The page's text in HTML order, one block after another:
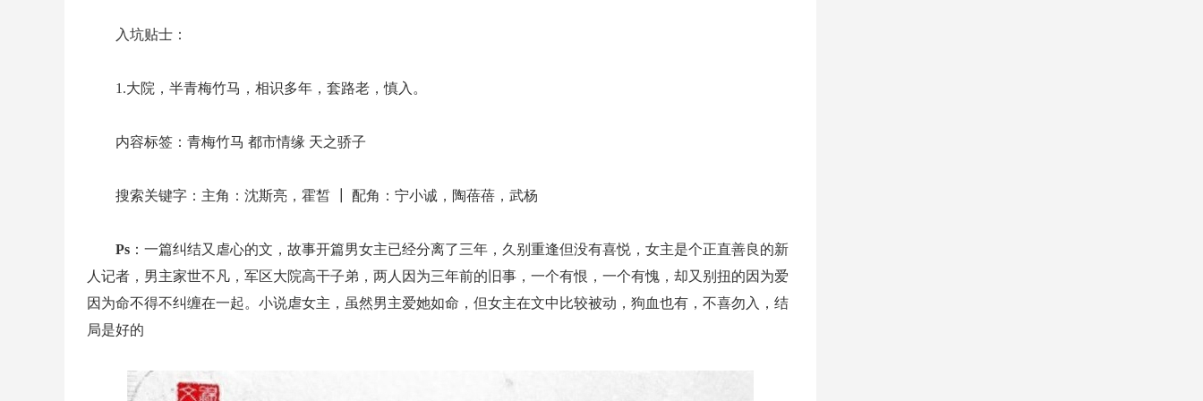
入坑贴士：
1.大院，半青梅竹马，相识多年，套路老，慎入。
内容标签：青梅竹马 都市情缘 天之骄子
搜索关键字：主角：沈斯亮，霍皙 ┃ 配角：宁小诚，陶蓓蓓，武杨
Ps ：一篇纠结又虐心的文，故事开篇男女主已经分离了三年，久别重逢但没有喜悦，女主是个正直善良的新
人记者，男主家世不凡，军区大院高干子弟，两人因为三年前的旧事，一个有恨，一个有愧，却又别扭的因为爱
因为命不得不纠缠在一起。小说虐女主，虽然男主爱她如命，但女主在文中比较被动，狗血也有，不喜勿入，结
局是好的